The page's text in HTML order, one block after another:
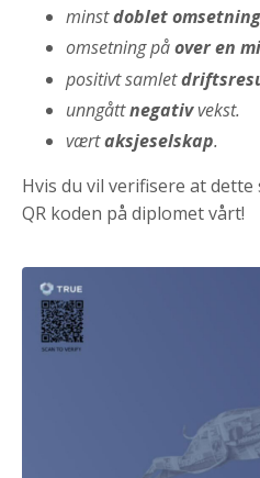
minstdoblet
omsetning påover en
positivt samlet
unngåttnegativvekst.
værtaksjeselskap.
Hvis du vil verifisere at
QR koden på diplomet vårt!